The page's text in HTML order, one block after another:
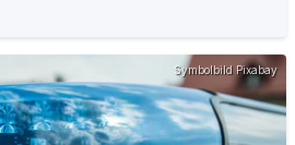
Symbolbild Pixabay